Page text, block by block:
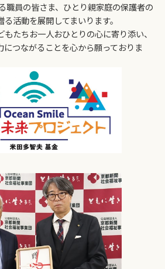
職員の皆さま、ひとり親家庭の保護者の
活動を展開してまいります。
たちお一人おひとりの心に寄り添い、
につながることを心から願っておりま